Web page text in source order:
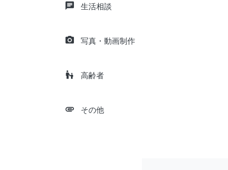
chat 生活相談
camera_alt 写真・動画制作
escalator_warning 高齢者
attachment その他